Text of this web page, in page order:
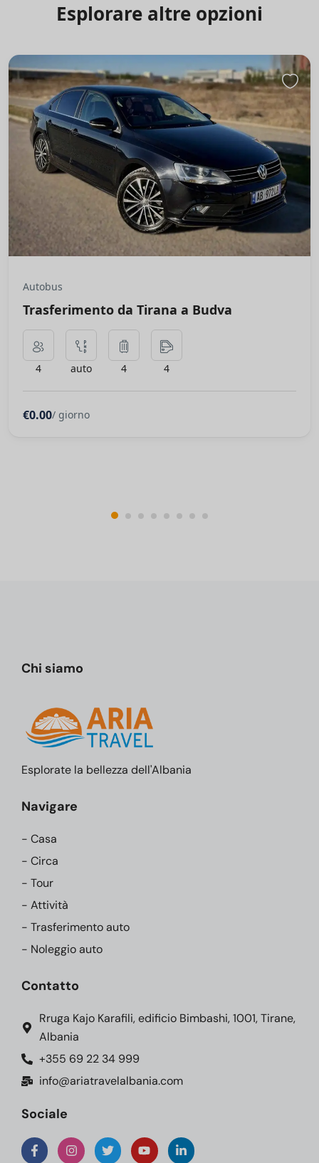
Esplorare altre opzioni
Autobus
Trasferimento da Tirana a Budva
4 auto 4 4
€0.00/ giorno
Chi siamo
Esplorate la bellezza dell'Albania
Navigare
- Casa
- Circa
- Tour
- Attività
- Trasferimento auto
- Noleggio auto
Contatto
Rruga Kajo Karafili, edificio Bimbashi, 1001, Tirane,
Albania
+355 69 22 34 999
info@ariatravelalbania.com
Sociale